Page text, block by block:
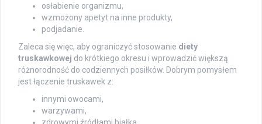
osłabienie organizmu,
wzmożony apetyt na inne produkty,
podjadanie.
Zaleca się więc, aby ograniczyć stosowanie diety
truskawkowej do krótkiego okresu i wprowadzić większą
różnorodność do codziennych posiłków. Dobrym pomysłem
jest łączenie truskawek z:
innymi owocami,
warzywami,